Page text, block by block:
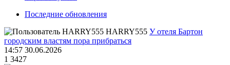
Последние обновления
HARRY555 У отеля Бартон
городским властям пора прибраться
14:57 30.06.2026
1 3427